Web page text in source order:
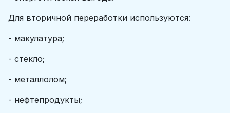
Для вторичной переработки используются:
- макулатура;
- стекло;
- металлолом;
- нефтепродукты;